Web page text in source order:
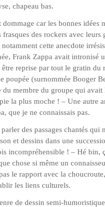
chapeau bas.
dommage car les bonnes idées
frasques des rockers avec leurs
notamment cette anecdote
Frank Zappa avait intronisé
être reprise par tout le gratin du
poupée (surnommée Booger
du membre du groupe qui avait
la plus moche ! – Une autre
que je ne connaissais pas.
parler des passages chantés qui
et dessins dans une
incompréhensible ! – Hé bin,
chose si même un
le rapport avec la
les liens culturels.
de dessin semi-